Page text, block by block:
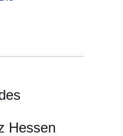
Hessen